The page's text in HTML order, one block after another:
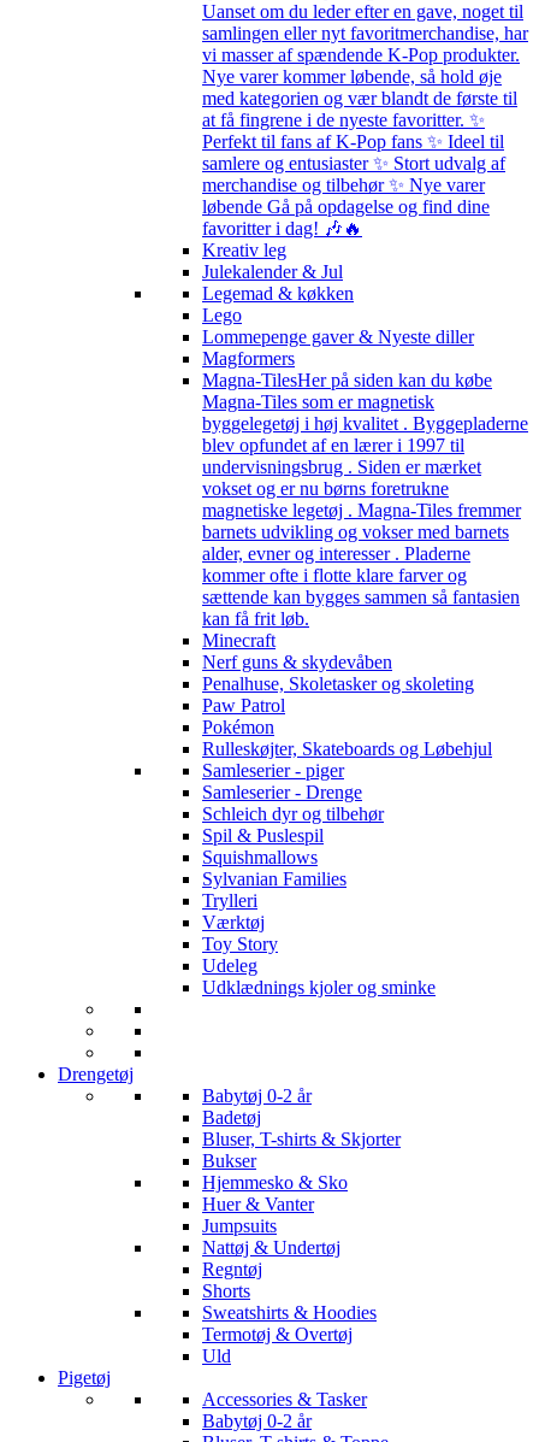
Uanset om du leder efter en gave, noget til
samlingen eller nyt favoritmerchandise, har
vi masser af spændende K-Pop produkter.
Nye varer kommer løbende, så hold øje
med kategorien og vær blandt de første til
at få fingrene i de nyeste favoritter. ✨
Perfekt til fans af K-Pop fans ✨ Ideel til
samlere og entusiaster ✨ Stort udvalg af
merchandise og tilbehør ✨ Nye varer
løbende Gå på opdagelse og find dine
favoritter i dag! 🎶🔥
Kreativ leg
Julekalender & Jul
Legemad & køkken
Lego
Lommepenge gaver & Nyeste diller
Magformers
Magna-TilesHer på siden kan du købe
Magna-Tiles som er magnetisk
byggelegetøj i høj kvalitet . Byggepladerne
blev opfundet af en lærer i 1997 til
undervisningsbrug . Siden er mærket
vokset og er nu børns foretrukne
magnetiske legetøj . Magna-Tiles fremmer
barnets udvikling og vokser med barnets
alder, evner og interesser . Pladerne
kommer ofte i flotte klare farver og
sættende kan bygges sammen så fantasien
kan få frit løb.
Minecraft
Nerf guns & skydevåben
Penalhuse, Skoletasker og skoleting
Paw Patrol
Pokémon
Rulleskøjter, Skateboards og Løbehjul
Samleserier - piger
Samleserier - Drenge
Schleich dyr og tilbehør
Spil & Puslespil
Squishmallows
Sylvanian Families
Trylleri
Værktøj
Toy Story
Udeleg
Udklædnings kjoler og sminke
Drengetøj
Babytøj 0-2 år
Badetøj
Bluser, T-shirts & Skjorter
Bukser
Hjemmesko & Sko
Huer & Vanter
Jumpsuits
Nattøj & Undertøj
Regntøj
Shorts
Sweatshirts & Hoodies
Termotøj & Overtøj
Uld
Pigetøj
Accessories & Tasker
Babytøj 0-2 år